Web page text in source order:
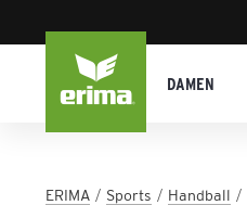
DAMEN
ERIMA Sports Handball